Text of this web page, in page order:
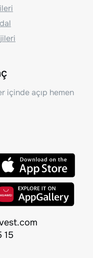
içinde açıp hemen
15